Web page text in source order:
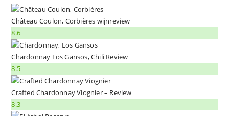
Château Coulon, Corbières wijnreview
8.6
Chardonnay Los Gansos, Chili Review
8.5
Crafted Chardonnay Viognier – Review
8.3